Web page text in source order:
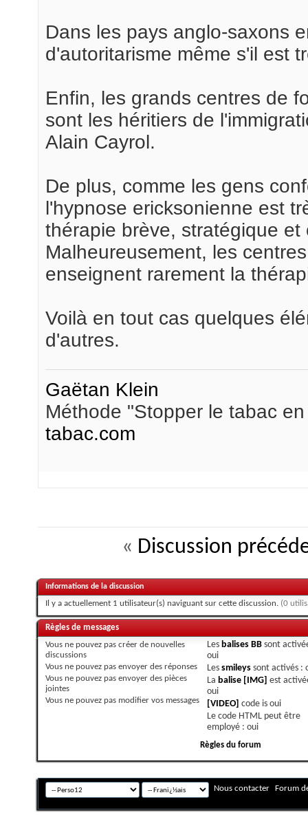
Dans les pays anglo-saxons
d'autoritarisme même s'il est
Enfin, les grands centres de
sont les héritiers de
Alain Cayrol.
De plus, comme les gens
l'hypnose ericksonienne est
thérapie brève, stratégique et
Malheureusement, les
enseignent rarement la
Voilà en tout cas quelques
d'autres.
Gaëtan Klein
Méthode "Stopper le tabac
tabac.com
« Discussion
Informations de la discussion
Il y a actuellement 1 utilisateur(s) naviguant sur cette discussion. (0
Règles de messages
Vous ne pouvez pas créer de nouvelles
discussions
Vous ne pouvez pas envoyer des réponses
Vous ne pouvez pas envoyer des pièces
jointes
Vous ne pouvez pas modifier vos messages
Les balises BBsont
oui
Les smileyssont activés :
La balise [IMG]
est
oui
[VIDEO] code is oui
Le code HTML peut être
employé : oui
Règles du forum
Nous contacter Forum